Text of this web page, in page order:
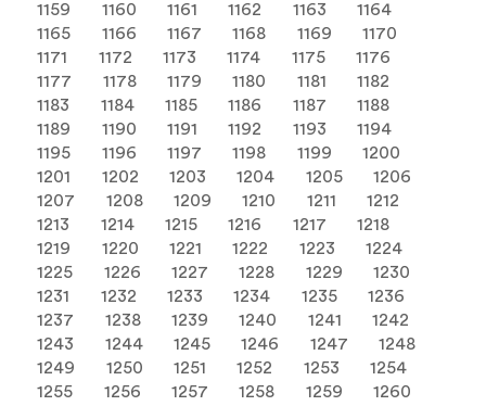
1159
1160 1161 1162 1163
1164
1165
1166 1167 1168 1169
1170
1171
1172 1173 1174 1175
1176
1177
1178 1179 1180 1181
1182
1183
1184 1185 1186 1187
1188
1189
1190 1191 1192 1193
1194
1195
1196 1197 1198 1199
1200
1201
1202 1203 1204 1205
1206
1207
1208 1209 1210 1211
1212
1213
1214 1215 1216 1217
1218
1219
1220 1221 1222 1223
1224
1225
1226 1227 1228 1229
1230
1231
1232 1233 1234 1235
1236
1237
1238 1239 1240 1241
1242
1243
1244 1245 1246 1247
1248
1249
1250 1251 1252 1253
1254
1255
1256 1257 1258 1259
1260